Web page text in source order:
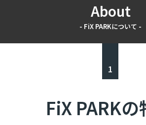
About
- FiX PARKについて -
1
FiX PARKの